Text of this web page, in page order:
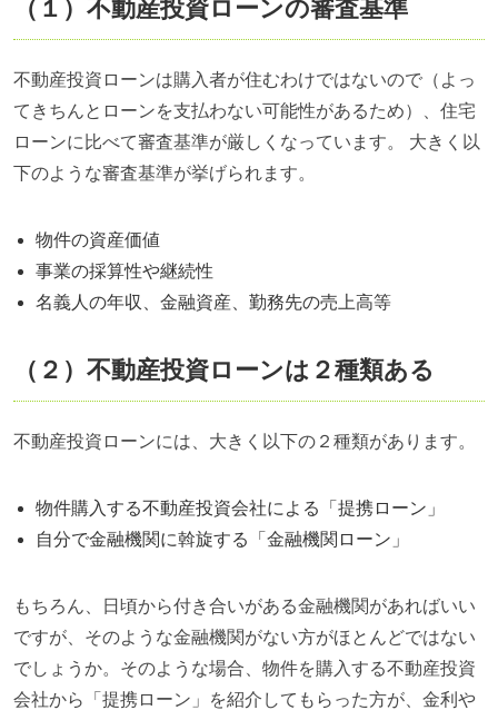
（１）不動産投資ローンの審査基準
不動産投資ローンは購入者が住むわけではないので（よっ
てきちんとローンを支払わない可能性があるため）、住宅
ローンに比べて審査基準が厳しくなっています。 大きく以
下のような審査基準が挙げられます。
物件の資産価値
事業の採算性や継続性
名義人の年収、金融資産、勤務先の売上高等
（２）不動産投資ローンは２種類ある
不動産投資ローンには、大きく以下の２種類があります。
物件購入する不動産投資会社による「提携ローン」
自分で金融機関に斡旋する「金融機関ローン」
もちろん、日頃から付き合いがある金融機関があればいい
ですが、そのような金融機関がない方がほとんどではない
でしょうか。そのような場合、物件を購入する不動産投資
会社から「提携ローン」を紹介してもらった方が、金利や